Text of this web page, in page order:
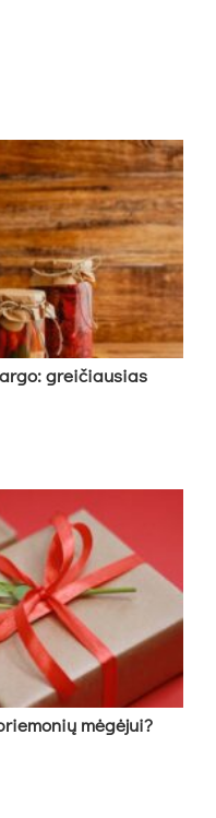
greičiausias
mėgėjui?